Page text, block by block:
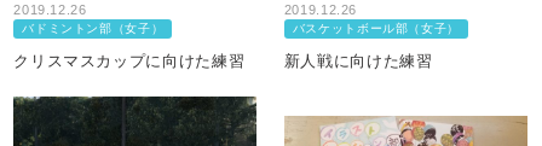
2019.12.26
バドミントン部（女子）
クリスマスカップに向けた練習
2019.12.26
バスケットボール部（女子）
新人戦に向けた練習